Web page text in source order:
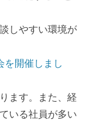
しやすい環境が
を開催しまし
ます。また、経
いる社員が多い